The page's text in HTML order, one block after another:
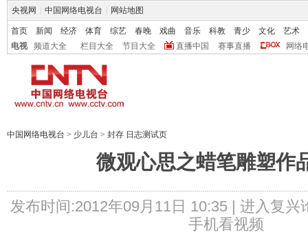
央视网 中国网络电视台 网站地图
首页 新闻 经济 体育 综艺 春晚 戏曲 音乐 科教 青少 文化
艺术
电视
频道大全 栏目大全 节目大全 直播中国 赛事直播 网络
中国网络电视台 > 少儿台 > 封存 日志测试页
微观心思之蜡笔雕塑作
发布时间:2012年09月11日 10:35 | 进入复兴
手机看视频